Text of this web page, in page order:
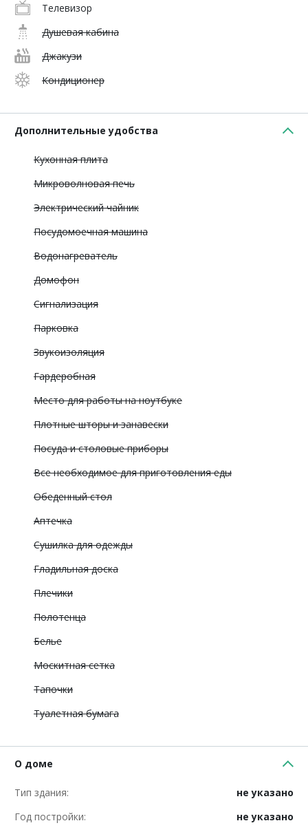
Телевизор
Душевая кабина
Джакузи
Кондиционер
Дополнительные удобства
Кухонная плита
Микроволновая печь
Электрический чайник
Посудомоечная машина
Водонагреватель
Домофон
Сигнализация
Парковка
Звукоизоляция
Гардеробная
Место для работы на ноутбуке
Плотные шторы и занавески
Посуда и столовые приборы
Все необходимое для приготовления еды
Обеденный стол
Аптечка
Сушилка для одежды
Гладильная доска
Плечики
Полотенца
Белье
Москитная сетка
Тапочки
Туалетная бумага
О доме
Тип здания:
не указано
Год постройки:
не указано